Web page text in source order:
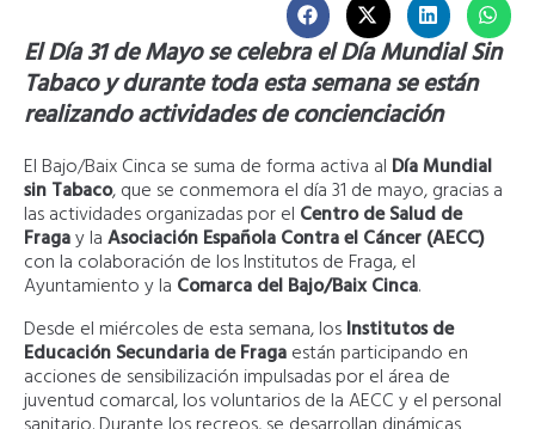
El Día 31 de Mayo se celebra el Día Mundial Sin
Tabaco y durante toda esta semana se están
realizando actividades de concienciación
El Bajo/Baix Cinca se suma de forma activa al Día Mundial
sin Tabaco, que se conmemora el día 31 de mayo, gracias a
las actividades organizadas por el Centro de Salud de
Fragay laAsociación Española Contra el Cáncer (AECC)
con la colaboración de los Institutos de Fraga, el
Ayuntamiento y la Comarca del Bajo/Baix Cinca.
Desde el miércoles de esta semana, losInstitutos de
Educación Secundaria de Fragaestán participando en
acciones de sensibilización impulsadas por el área de
juventud comarcal, los voluntarios de la AECC y el personal